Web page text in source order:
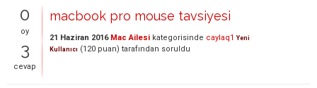
0
oy
3
cevap
macbook pro mouse tavsiyesi
21 Haziran 2016 Mac Ailesi kategorisinde caylaq1 Yeni
Kullanıcı (120 puan) tarafından soruldu